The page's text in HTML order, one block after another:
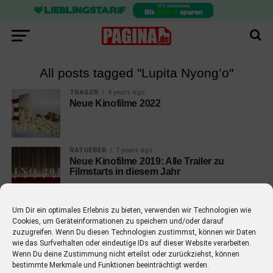
Um Dir ein optimales Erlebnis zu bieten, verwenden wir Technologien wie
Cookies, um Geräteinformationen zu speichern und/oder darauf
zuzugreifen. Wenn Du diesen Technologien zustimmst, können wir Daten
wie das Surfverhalten oder eindeutige IDs auf dieser Website verarbeiten.
Wenn Du deine Zustimmung nicht erteilst oder zurückziehst, können
bestimmte Merkmale und Funktionen beeinträchtigt werden.
All posts tagged "Lupita Nyong’o"
TRAILER 4 years ago
Neue Kinofilme 2022
RATGEBER 7 years ago
Neue Kinofilme 2019: Alle Trailer zu
Filmstarts in diesem Jahr
EMPFOHLEN